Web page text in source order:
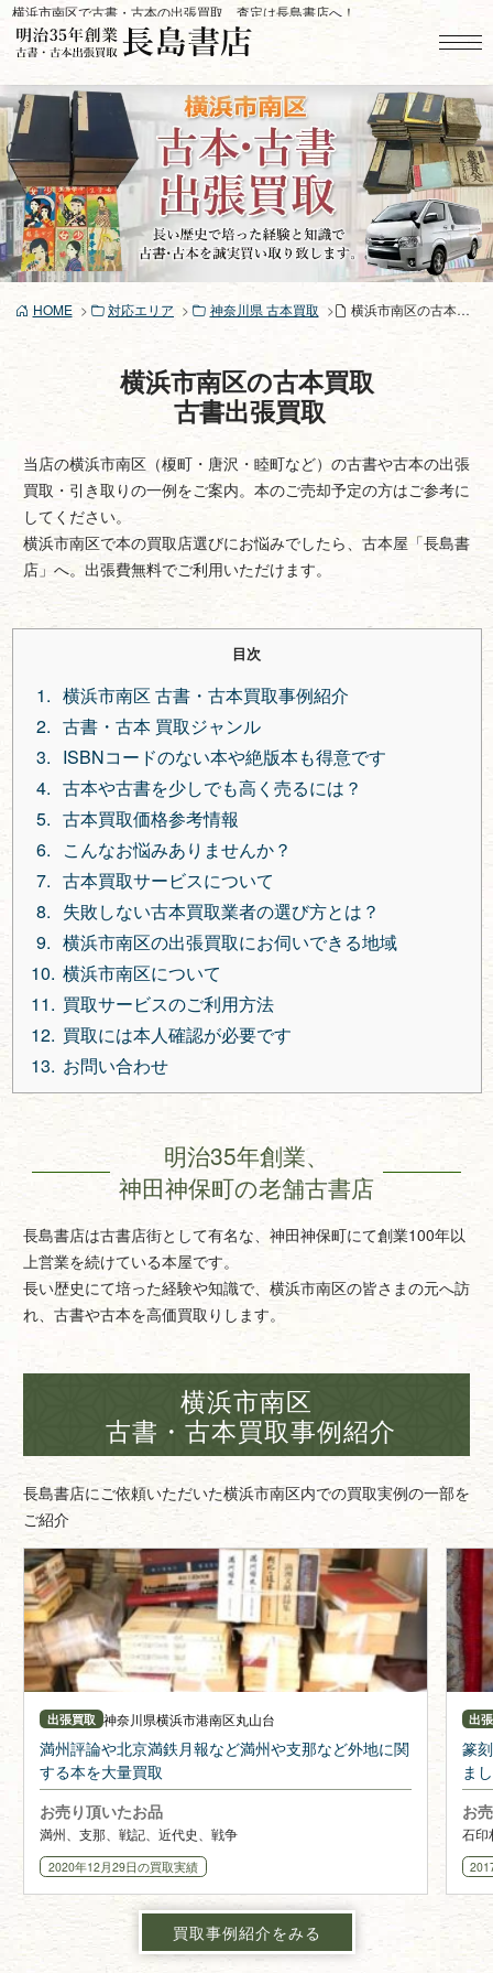
コ
ン
ツ
へ
ス
キ
ッ
プ
横浜市南区で古書・古本の出張買取、査定は長島書店へ！
HOME 対応エリア 神奈川県 古本買取 横浜市南区の古本買取、古書買取り
横浜市南区の古本買取
古書出張買取
当店の横浜市南区（榎町・唐沢・睦町など）の古書や古本の出張
買取・引き取りの一例をご案内。本のご売却予定の方はご参考に
してください。
横浜市南区で本の買取店選びにお悩みでしたら、古本屋「長島書
店」へ。出張費無料でご利用いただけます。
目次
横浜市南区 古書・古本買取事例紹介
古書・古本 買取ジャンル
ISBNコードのない本や絶版本も得意です
古本や古書を少しでも高く売るには？
古本買取価格参考情報
こんなお悩みありませんか？
古本買取サービスについて
失敗しない古本買取業者の選び方とは？
横浜市南区の出張買取にお伺いできる地域
横浜市南区について
買取サービスのご利用方法
買取には本人確認が必要です
お問い合わせ
明治35年創業、
神田神保町の老舗古書店
長島書店は古書店街として有名な、神田神保町にて創業100年以
上営業を続けている本屋です。
長い歴史にて培った経験や知識で、横浜市南区の皆さまの元へ訪
れ、古書や古本を高価買取りします。
横浜市南区
古書・古本買取事例紹介
長島書店にご依頼いただいた横浜市南区内での買取実例の一部を
ご紹介
出張買取 神奈川県横浜市港南区丸山台
満州評論や北京満鉄月報など満州や支那など外地に関
する本を大量買取
お売り頂いたお品
満州、支那、戦記、近代史、戦争
2020年12月29日の買取実績
出
篆
ま
お
石印
買取事例紹介をみる